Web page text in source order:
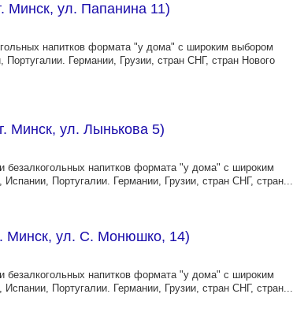
Минск, ул. Папанина 11)
напитков формата "у дома" с широким выбором
Германии, Грузии, стран СНГ, стран Нового
Минск, ул. Лынькова 5)
безалкогольных напитков формата "у дома" с широким
Португалии. Германии, Грузии, стран СНГ, стран...
Минск, ул. С. Монюшко, 14)
безалкогольных напитков формата "у дома" с широким
Португалии. Германии, Грузии, стран СНГ, стран...